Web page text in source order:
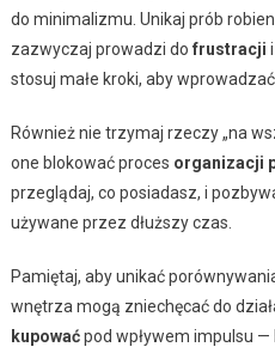
do minimalizmu. Unikaj prób
zazwyczaj prowadzi do frustracji
stosuj małe kroki, aby
Również nie trzymaj rzeczy „na
one blokować proces organizacji
przeglądaj, co posiadasz, i
używane przez dłuższy czas.
Pamiętaj, aby unikać
wnętrza mogą zniechęcać do
kupowaćpod wpływem impulsu